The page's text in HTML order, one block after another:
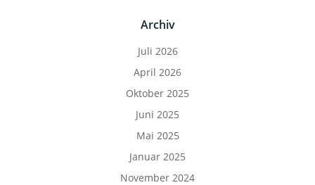
Archiv
Juli 2026
April 2026
Oktober 2025
Juni 2025
Mai 2025
Januar 2025
November 2024